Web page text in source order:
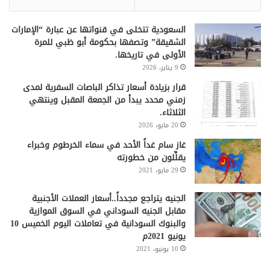
السعودية تتخلى في قنواتها عن عبارة “الإمارات
الشقيقة” وتصفها بحكومة أبو ظبي للمرة
الأولى في تاريخها.
9 يناير، 2026
قرار بزيادة أسعار تذاكر الباصات السفرية لمدى
زمني محدد يبدأ من الجمعة المقبل وينتهي
الثلاثاء.
20 مايو، 2026
غاز سام غداً الأحد في سماء الخرطوم وخبراء
يقلِّلون من خطورته
29 مايو، 2021
الجنيه يتراجع مجدداً..أسعار العملات الأجنبية
مقابل الجنيه السوداني في السوق الموازية
والبنوك السودانية في تعاملات اليوم الخميس 10
يونيو 2021م
10 يونيو، 2021